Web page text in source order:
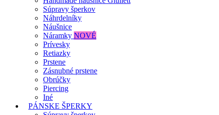
Súpravy šperkov
Náhrdelníky
Náušnice
Náramky NOVÉ
Prívesky
Retiazky
Prstene
Zásnubné prstene
Obrúčky
Piercing
Iné
PÁNSKE ŠPERKY